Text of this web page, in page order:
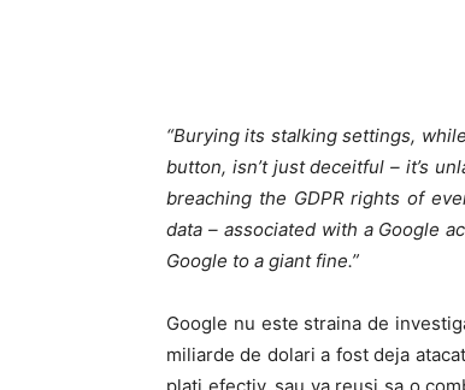
“Burying its stalking settings,
button, isn’t just deceitful – it’s
breaching the GDPR rights of
data – associated with a Google
Google to a giant fine.”
Google nu este straina de
miliarde de dolari a fost deja